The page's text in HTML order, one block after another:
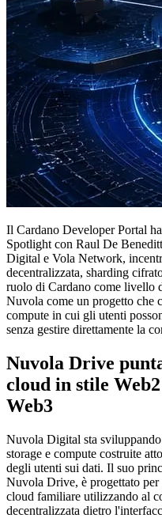
Il Cardano Developer Portal
Spotlight con Raul De
Digital e Vola Network,
decentralizzata, sharding
ruolo di Cardano come livello
Nuvola come un progetto che
compute in cui gli utenti
senza gestire direttamente la
Nuvola Drive
cloud in stile
Web3
Nuvola Digital sta
storage e compute costruite
degli utenti sui dati. Il suo
Nuvola Drive, è progettato
cloud familiare utilizzando al
decentralizzata dietro